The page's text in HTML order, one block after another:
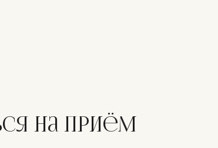
на приём